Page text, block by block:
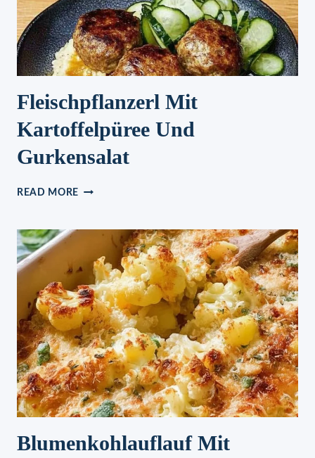
Fleischpflanzerl Mit
Kartoffelpüree Und
Gurkensalat
READ MORE FLEISCHPFLANZERL
GURKENSALAT
Blumenkohlauflauf Mit